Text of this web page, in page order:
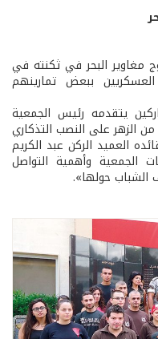
مغاوير البحر في ثكنته في
ببعض تمارينهم
يتقدمه رئيس الجمعية
الزهر على النصب التذكاري
العميد الركن عبد الكريم
وأهمية التواصل
الشباب حولها».